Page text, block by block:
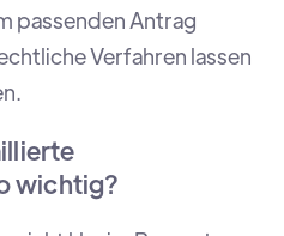
passenden Antrag
Verfahren lassen
wichtig?